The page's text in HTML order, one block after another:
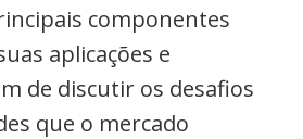
componentes
aplicações e
de discutir os desafios
que o mercado